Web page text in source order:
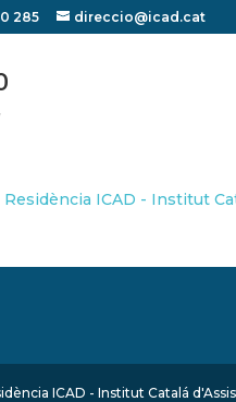
285 direccio@icad.cat
ICAD - Institut Catalá